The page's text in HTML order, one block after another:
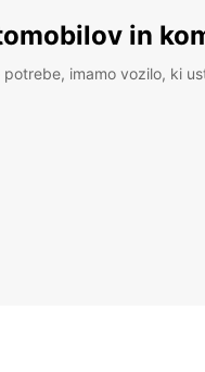
in
imamo vozilo, ki